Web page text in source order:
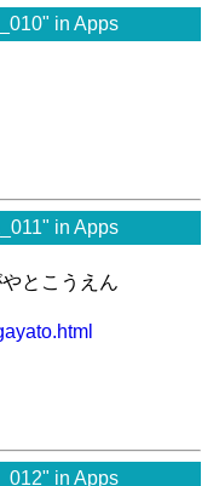
in Apps
in Apps
とこうえん
in Apps